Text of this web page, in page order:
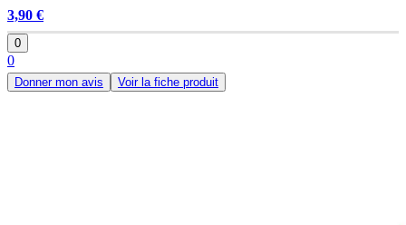
3,90 €
0
0
Donner mon avis Voir la fiche produit